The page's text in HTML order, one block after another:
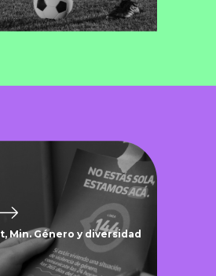
Min. Género y diversidad